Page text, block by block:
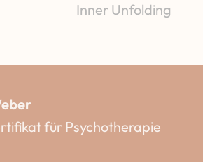
Inner Unfolding
für Psychotherapie